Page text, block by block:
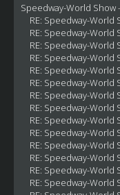
Speedway-World Show
RE: Speedway-World
RE: Speedway-World
RE: Speedway-World
RE: Speedway-World
RE: Speedway-World
RE: Speedway-World
RE: Speedway-World
RE: Speedway-World
RE: Speedway-World
RE: Speedway-World
RE: Speedway-World
RE: Speedway-World
RE: Speedway-World
RE: Speedway-World